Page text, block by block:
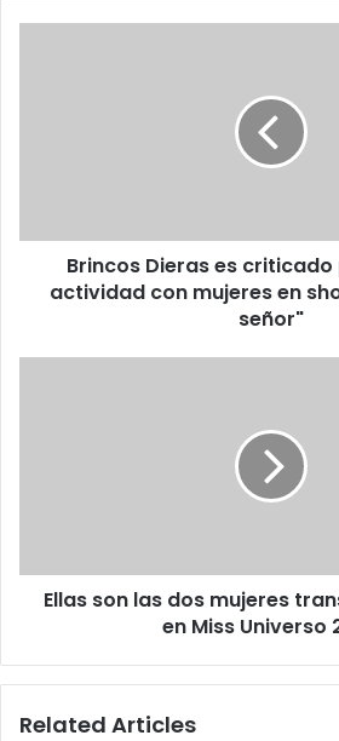
mujeres
show:
Brincos Dieras es criticado
actividad con mujeres en
señor"
en
MissEllas son las dos mujeres
en Miss Universo
Related Articles